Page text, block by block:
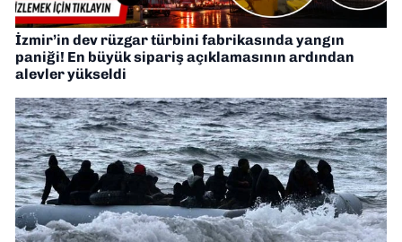
İzmir’in dev rüzgar türbini fabrikasında yangın
paniği! En büyük sipariş açıklamasının ardından
alevler yükseldi